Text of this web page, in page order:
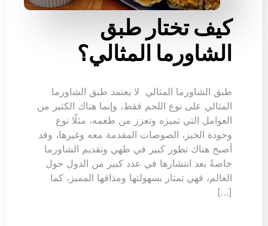
كيف تختار طبق
الشاورما المثالي؟
طبق الشاورما المثالي لا يعتمد طبق الشاورما
المثالي على نوع اللحم فقط، وإنما هناك الكثير من
العوامل التي تميزه وتعزز من طعمه، مثلًا نوع
وجودة الخبز، الصوصات المقدمة معه وغيرها، وقد
أصبح هناك تطور كبير في طهي وتقديم الشاورما
خاصةً بعد انتشارها في عدد كبير من الدول حول
العالم، فهي تمتاز بسهولتها ومذاقها المميز، كما
[…]